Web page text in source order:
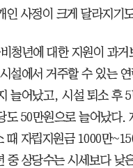
인 사정이 크게 달라지기
청년에 대한 지원이 과거
설에서 거주할 수 있는
늘어났고, 시설 퇴소 후
도 50만원으로 늘어났다.
때 자립지원금 1000만
중 상당수는 시세보다 낮